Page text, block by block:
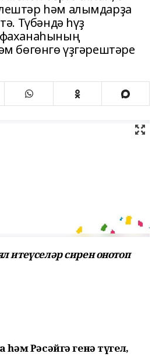
һәм алымдарҙа
Түбәндә һүҙ
бөгөнгө үҙгәрештәре
итеүселәр сирен онотоп
һәм Рәсәйгә генә түгел,